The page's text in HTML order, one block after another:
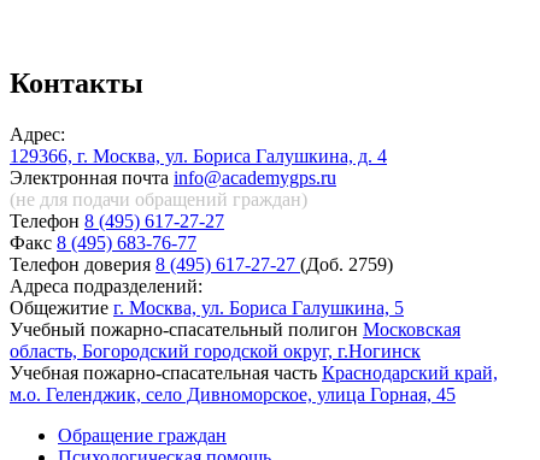
Контакты
Адрес:
129366, г. Москва, ул. Бориса Галушкина, д. 4
Электронная почта info@academygps.ru
(не для подачи обращений граждан)
Телефон 8 (495) 617-27-27
Факс 8 (495) 683-76-77
Телефон доверия 8 (495) 617-27-27 (Доб. 2759)
Адреса подразделений:
Общежитие г. Москва, ул. Бориса Галушкина, 5
Учебный пожарно-спасательный полигон Московская
область, Богородский городской округ, г.Ногинск
Учебная пожарно-спасательная часть Краснодарский край,
м.о. Геленджик, село Дивноморское, улица Горная, 45
Обращение граждан